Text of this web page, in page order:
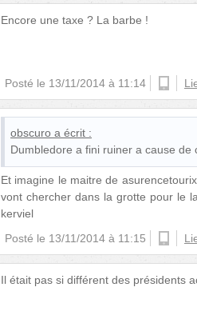
Encore une taxe ? La barbe !
Posté le 13/11/2014 à 11:14
obscuro a écrit :
Dumbledore a fini ruiner a cause de
Et imagine le maitre de
vont chercher dans la grotte pour le
kerviel
Posté le 13/11/2014 à 11:15
Il était pas si différent des présidents